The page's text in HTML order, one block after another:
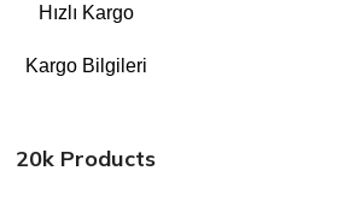
Hızlı Kargo
Kargo Bilgileri
20k Products